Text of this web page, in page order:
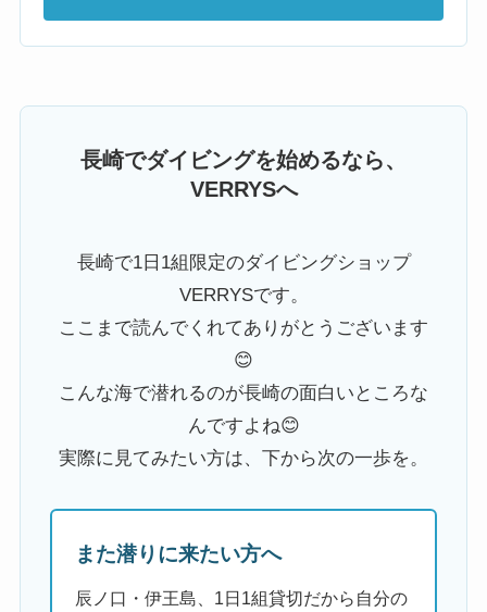
長崎でダイビングを始めるなら、
VERRYSへ
長崎で1日1組限定のダイビングショップ
VERRYSです。
ここまで読んでくれてありがとうございます
😊
こんな海で潜れるのが長崎の面白いところな
んですよね😊
実際に見てみたい方は、下から次の一歩を。
また潜りに来たい方へ
辰ノ口・伊王島、1日1組貸切だから自分の